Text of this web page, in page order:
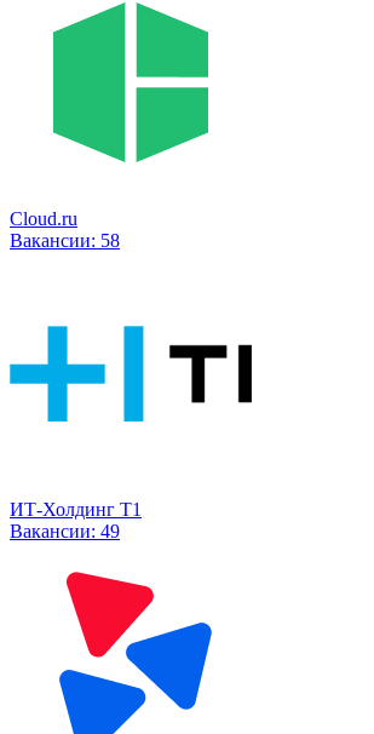
Cloud.ru
Вакансии: 58
ИТ-Холдинг Т1
Вакансии: 49